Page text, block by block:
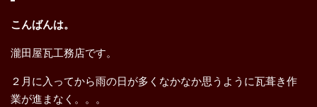
こんばんは。
瀧田屋瓦工務店です。
２月に入ってから雨の日が多くなかなか思うように瓦葺き作
業が進まなく。。。